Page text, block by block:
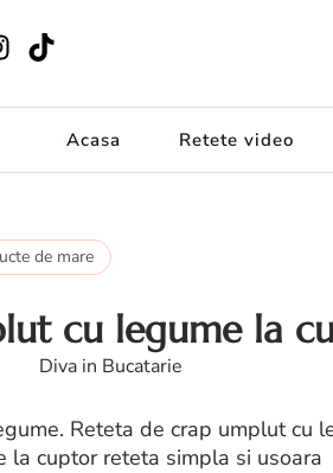
Acasa Retete video
de mare
cu legume la
Diva in Bucatarie
Reteta de crap umplut cu
la cuptor reteta simpla si usoara